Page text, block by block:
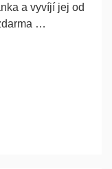
a vyvíjí jej od
…